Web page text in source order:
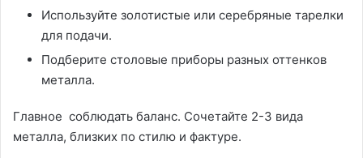
Используйте золотистые или серебряные тарелки
для подачи.
Подберите столовые приборы разных оттенков
металла.
Главное соблюдать баланс. Сочетайте 2-3 вида
металла, близких по стилю и фактуре.